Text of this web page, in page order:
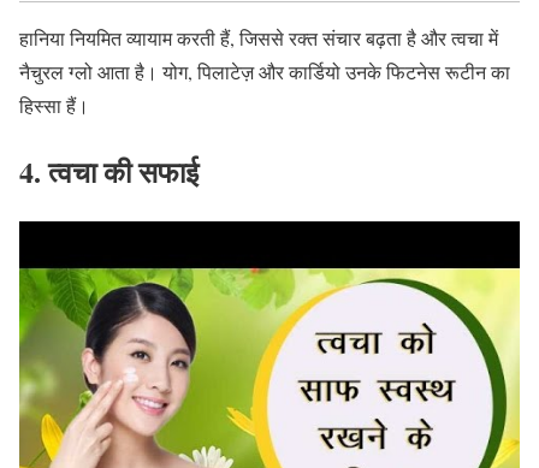
हानिया नियमित व्यायाम करती हैं,जिससे रक्त संचार बढ़ता है और त्वचा में
नैचुरल ग्लो आता है। योग,पिलाटेज़ और कार्डियो उनके फिटनेस रूटीन का
हिस्सा हैं।
4.त्वचाकीसफाई